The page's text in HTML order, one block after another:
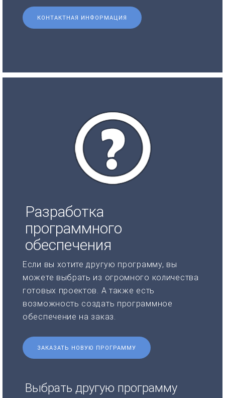
КОНТАКТНАЯ ИНФОРМАЦИЯ
Разработка
программного
обеспечения
Если вы хотите другую программу, вы
можете выбрать из огромного количества
готовых проектов. А также есть
возможность создать программное
обеспечение на заказ.
ЗАКАЗАТЬ НОВУЮ ПРОГРАММУ
Выбрать другую программу